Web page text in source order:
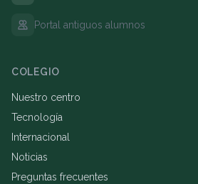
Portal antiguos alumnos
COLEGIO
Nuestro centro
Tecnología
Internacional
Noticias
Preguntas frecuentes